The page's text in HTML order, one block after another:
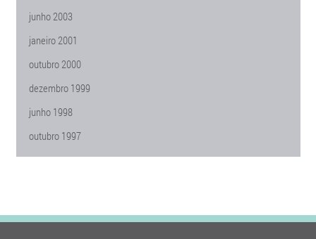
junho 2003
janeiro 2001
outubro 2000
dezembro 1999
junho 1998
outubro 1997